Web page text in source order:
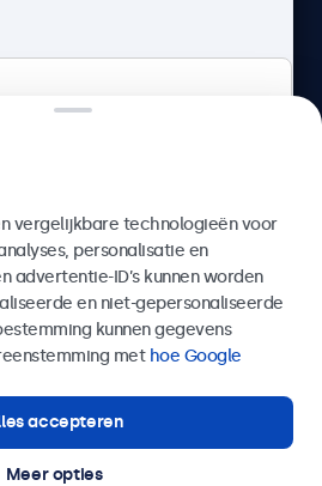
door 5000+ bedrijven
op
vergelijkbare technologieën voor
personalisatie en
advertentie-ID’s kunnen worden
en niet-gepersonaliseerde
kunnen gegevens
met hoe Google
accepteren
Meer opties